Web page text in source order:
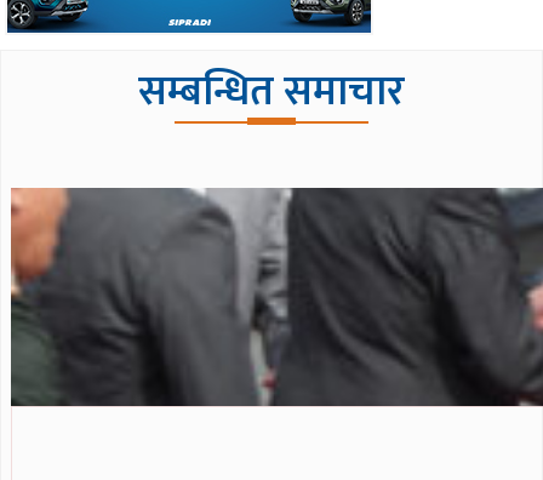
सम्बन्धित समाचार